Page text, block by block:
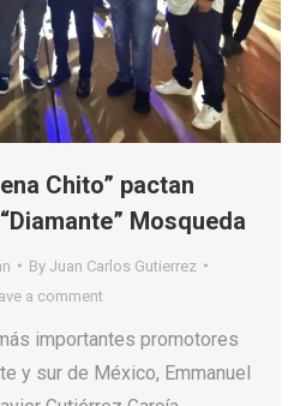
Chito” pactan
Mosqueda
By Juan Carlos Gutierrez
a comment
importantes promotores
y sur de México, Emmanuel